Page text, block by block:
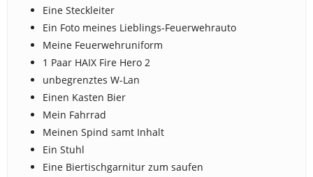
Eine Steckleiter
Ein Foto meines Lieblings-Feuerwehrauto
Meine Feuerwehruniform
1 Paar HAIX Fire Hero 2
unbegrenztes W-Lan
Einen Kasten Bier
Mein Fahrrad
Meinen Spind samt Inhalt
Ein Stuhl
Eine Biertischgarnitur zum saufen